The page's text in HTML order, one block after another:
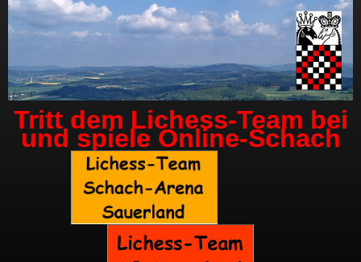
Tritt dem Lichess-Team bei
und spiele Online-Schach